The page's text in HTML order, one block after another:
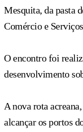
Mesquita, da pasta
Comércio e
O encontro foi
desenvolvimento
A nova rota
alcançar os portos